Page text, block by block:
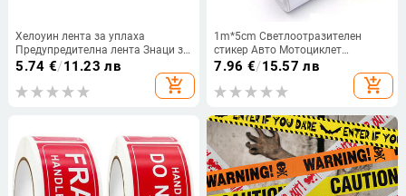
Хелоуин лента за уплаха
Предупредителна лента Знаци за
безопасност Хелоуин лента за
местопрестъплението
5.74 €/11.23 лв
add_shopping_cart
1m*5cm Светлоотразителен
стикер Авто Мотоциклет
Велосипед Рефлектор Защитна
Безопасност Предупредителна
7.96 €/15.57 лв
add_shopping_cart